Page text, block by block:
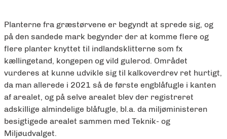
Planterne fra græstørvene er begyndt at sprede sig, og
på den sandede mark begynder der at komme flere og
flere planter knyttet til indlandsklitterne som fx
kællingetand, kongepen og vild gulerod. Området
vurderes at kunne udvikle sig til kalkoverdrev ret hurtigt,
da man allerede i 2021 så de første engblåfugle i kanten
af arealet, og på selve arealet blev der registreret
adskillige almindelige blåfugle, bl.a. da miljøministeren
besigtigede arealet sammen med Teknik- og
Miljøudvalget.